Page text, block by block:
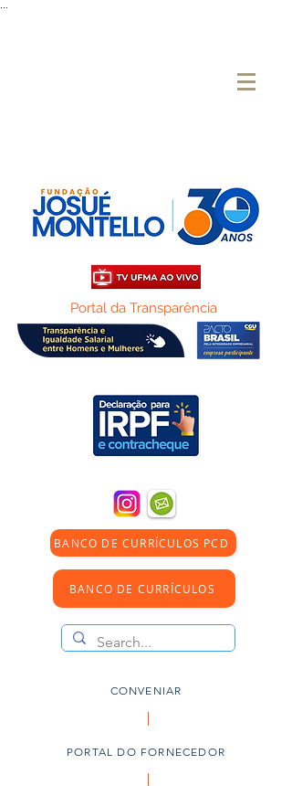
Portal da Transparência
BANCO DE CURRÍCULOS PCD
BANCO DE CURRÍCULOS
CONVENIAR
PORTAL DO FORNECEDOR